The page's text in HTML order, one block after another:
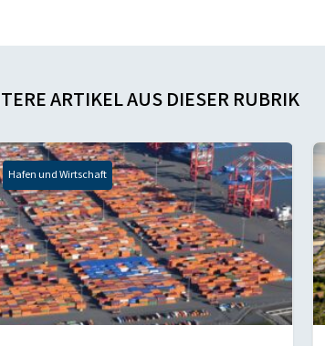
ARTIKEL AUS DIESER RUBRIK
Hafen und Wirtschaft